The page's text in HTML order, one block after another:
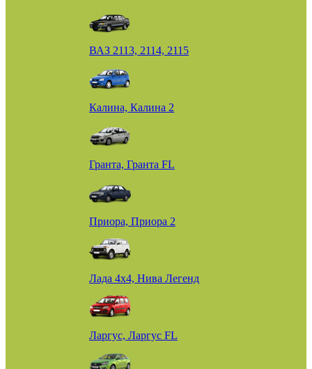
ВАЗ 2113, 2114, 2115
Калина, Калина 2
Гранта, Гранта FL
Приора, Приора 2
Лада 4х4, Нива Легенд
Ларгус, Ларгус FL